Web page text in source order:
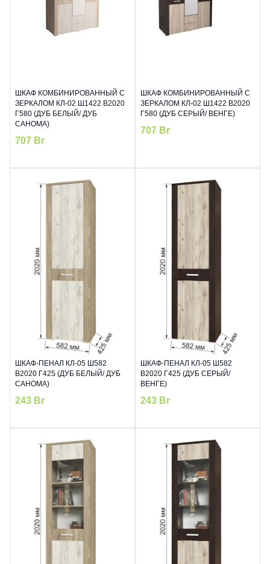
ШКАФ КОМБИНИРОВАННЫЙ С
ЗЕРКАЛОМ КЛ-02 Ш1422 В2020
Г580 (ДУБ БЕЛЫЙ/ ДУБ
САНОМА)
707 Br
ШКАФ КОМБИНИРОВАННЫЙ С
ЗЕРКАЛОМ КЛ-02 Ш1422 В2020
Г580 (ДУБ СЕРЫЙ/ ВЕНГЕ)
707 Br
ШКАФ-ПЕНАЛ КЛ-05 Ш582
В2020 Г425 (ДУБ БЕЛЫЙ/ ДУБ
САНОМА)
243 Br
ШКАФ-ПЕНАЛ КЛ-05 Ш582
В2020 Г425 (ДУБ СЕРЫЙ/
ВЕНГЕ)
243 Br